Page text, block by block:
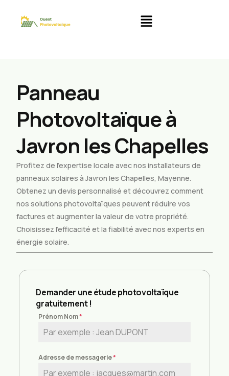
Panneau
Photovoltaïque à
Javron les Chapelles
Profitez de l’expertise locale avec nos installateurs de
panneaux solaires à Javron les Chapelles, Mayenne.
Obtenez un devis personnalisé et découvrez comment
nos solutions photovoltaïques peuvent réduire vos
factures et augmenter la valeur de votre propriété.
Choisissez l’efficacité et la fiabilité avec nos experts en
énergie solaire.
Demander une étude photovoltaïque
gratuitement !
Prénom Nom*
Adresse de messagerie*